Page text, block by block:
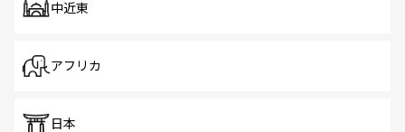
中近東
アフリカ
日本